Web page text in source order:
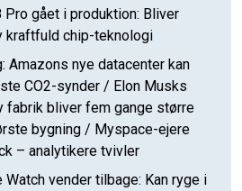
Pro gået i produktion: Bliver
kraftfuld chip-teknologi
Amazons nye datacenter kan
CO2-synder / Elon Musks
fabrik bliver fem gange større
bygning / Myspace-ejere
– analytikere tvivler
vender tilbage: Kan ryge i